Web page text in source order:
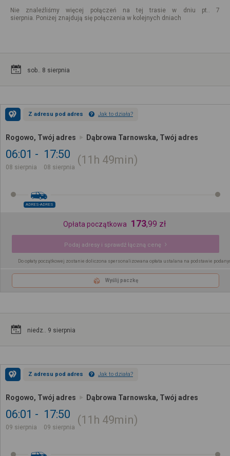
Nie znaleźliśmy więcej połączeń na tej trasie w dniu pt.. 7
sierpnia. Poniżej znajdują się połączenia w kolejnych dniach
sob.. 8 sierpnia
Z adresu pod adres Jak to działa?
Rogowo, Twój adres Dąbrowa Tarnowska, Twój adres
06:01
08 sierpnia
17:50
08 sierpnia
11h 49min
ADRES-ADRES
Opłata początkowa 173,99 zł
Podaj adresy i sprawdź łączną cenę
Do opłaty początkowej zostanie doliczona spersonalizowana opłata ustalana na podstawie
Wyślij paczkę
niedz.. 9 sierpnia
Z adresu pod adres Jak to działa?
Rogowo, Twój adres Dąbrowa Tarnowska, Twój adres
06:01
09 sierpnia
17:50
09 sierpnia
11h 49min